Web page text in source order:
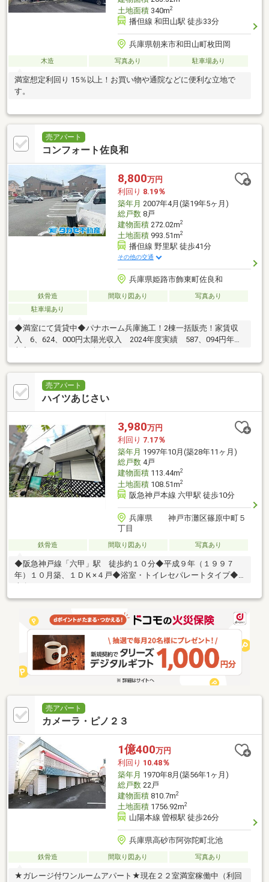
土地面積340m2
播但線 和田山駅 徒歩33分
兵庫県朝来市和田山町枚田岡
木造 写真あり 駐車場あり
満室想定利回り 15％以上！お買い物や通院などに便利な立地で
す。
売アパート
コンフォート佐良和
8,800万円
利回り 8.19％
築年月 2007年4月(築19年5ヶ月)
総戸数8戸
建物面積272.02m2
土地面積993.51m2
播但線 野里駅 徒歩41分
その他の交通
兵庫県姫路市飾東町佐良和
鉄骨造 間取り図あり
写真あり
駐車場あり
◆満室にて賃貸中◆パナホーム兵庫施工！2棟一括販売！家賃収
入 6、624、000円太陽光収入 2024年度実績 587、094円年間
売アパート
ハイツあじさい
3,980万円
利回り 7.17％
築年月 1997年10月(築28年11ヶ月)
総戸数4戸
建物面積113.44m2
土地面積108.51m2
阪急神戸本線 六甲駅 徒歩10分
兵庫県 神戸市灘区篠原中町５
丁目
鉄骨造 間取り図あり 写真あり
◆阪急神戸線「六甲」駅 徒歩約１０分◆平成９年（１９９７
年）１０月築、１ＤＫ×４戸◆浴室・トイレセパレートタイプ◆
売アパート
カメーラ・ピノ２３
1億400万円
利回り 10.48％
築年月 1970年8月(築56年1ヶ月)
総戸数22戸
建物面積810.7m2
土地面積1756.92m2
山陽本線 曽根駅 徒歩26分
兵庫県高砂市阿弥陀町北池
鉄骨造 間取り図あり 写真あり
★ガレージ付ワンルームアパート★現在２２室満室稼働中（利回